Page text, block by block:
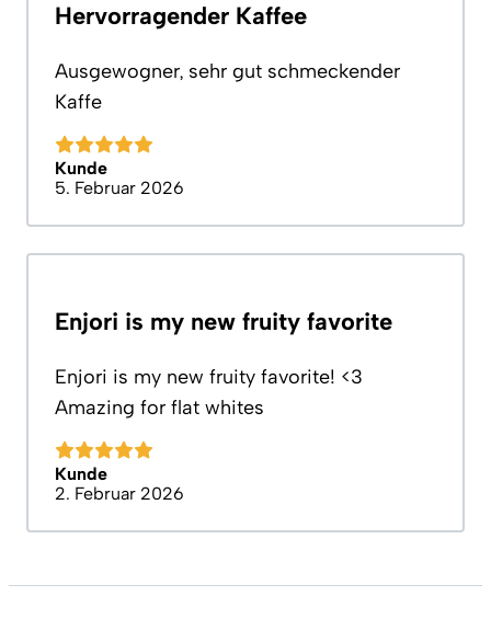
Hervorragender Kaffee
Ausgewogner, sehr gut schmeckender
Kaffe
Kunde
5. Februar 2026
Enjori is my new fruity favorite
Enjori is my new fruity favorite! <3
Amazing for flat whites
Kunde
2. Februar 2026